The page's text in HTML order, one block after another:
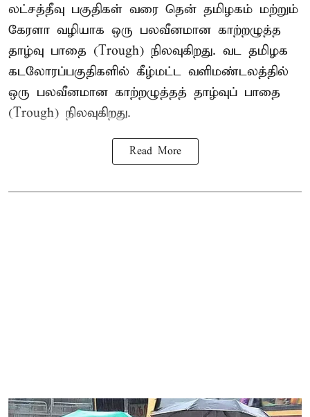
லட்சத்தீவு பகுதிகள் வரை தென் தமிழகம் மற்றும்
கேரளா வழியாக ஒரு பலவீனமான காற்றழுத்த
தாழ்வு பாதை (Trough) நிலவுகிறது. வட தமிழக
கடலோரப்பகுதிகளில் கீழ்மட்ட வளிமண்டலத்தில்
ஒரு பலவீனமான காற்றழுத்தத் தாழ்வுப் பாதை
(Trough) நிலவுகிறது.
Read More